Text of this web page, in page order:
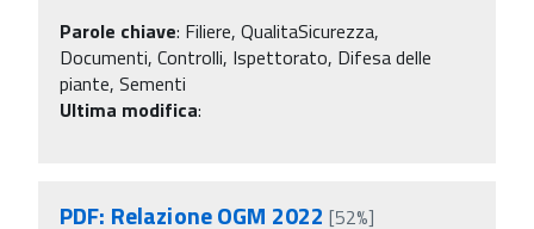
Parole chiave: Filiere, QualitaSicurezza,
Documenti, Controlli, Ispettorato, Difesa delle
piante, Sementi
Ultima modifica:
PDF: Relazione OGM 2022 [52%]